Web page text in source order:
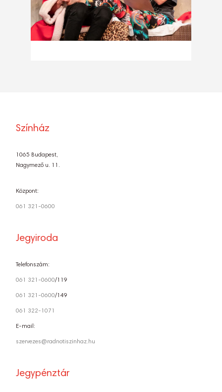
Színház
1065 Budapest,
Nagymező u. 11.
Központ:
061 321-0600
Jegyiroda
Telefonszám:
061 321-0600/119
061 321-0600/149
061 322-1071
E-mail:
szervezes@radnotiszinhaz.hu
Jegypénztár